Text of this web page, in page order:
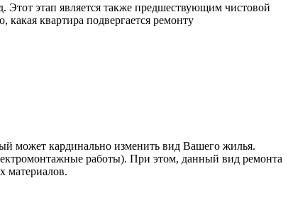
этап является также предшествующим чистовой
какая квартира подвергается ремонту
может кардинально изменить вид Вашего жилья.
работы). При этом, данный вид ремонта
материалов.